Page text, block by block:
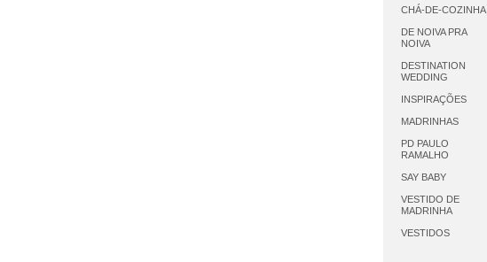
CHÁ-DE-COZINHA
DE NOIVA PRA
NOIVA
DESTINATION
WEDDING
INSPIRAÇÕES
MADRINHAS
PD PAULO
RAMALHO
SAY BABY
VESTIDO DE
MADRINHA
VESTIDOS